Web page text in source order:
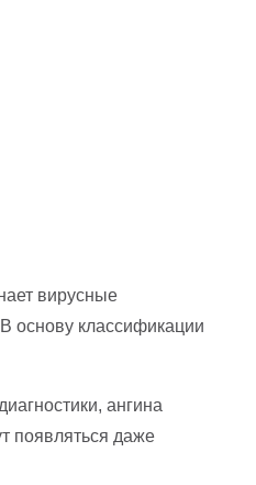
вирусные
основу классификации
ангина
появляться даже